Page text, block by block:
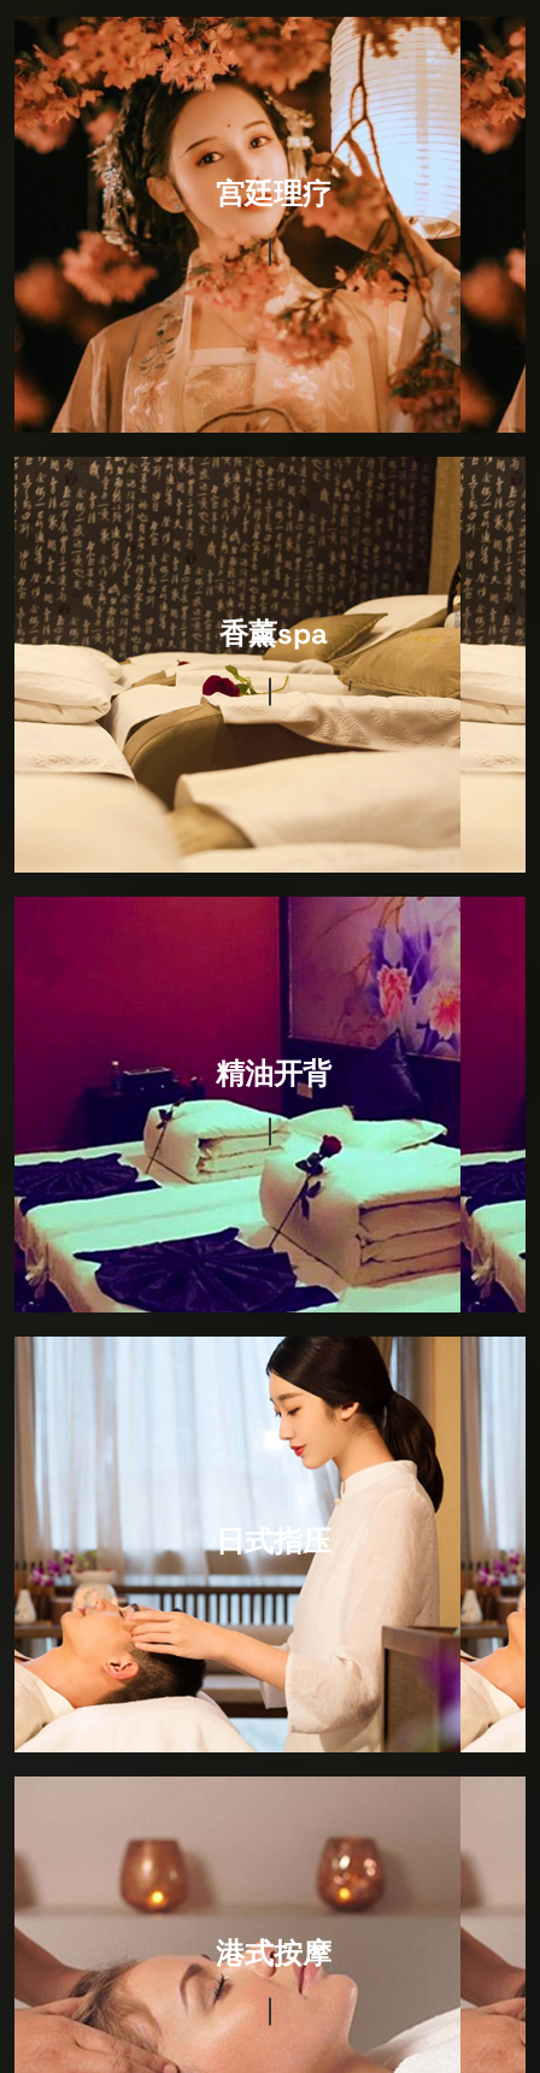
宫廷理疗
宫廷理疗
宫廷理疗，融入印度瑜伽的柔美与灵动后全新推出。将
恢宏与霸气放进一处幽居的男子，回眸一笑间褪落六宫
粉黛的佳人，通过砭、针、灸、药，以及导引按跷，从
而恢复和保持生理的均衡与平和。
香薰spa
香薰spa
特色香薰，源自东方，驻足东方，寻觅SPA发展之道，
将日本SPA秘术引进复刻，打造完美日式风格，让您通
过一场SPA即可畅游东瀛。精心营造舒适雅致的私人空
间，打造特色包房，在绝对私人的个人空间内，您可以
享受水疗按摩，特色SPA，才艺表演等独特项目，让您
专业压力，远离喧嚣，回归真我。
精油开背
精油开背
开精油SPA疏通豚部疏通四肢油压盛部保养除湿共计
150分钟，柔和的手法，贴心的服务，华贵的私人护理
贵宾室，让阁下尽可享受独立的私人空间，暂且挥别急
促的都市节奏。以畅快的感官之旅，来唤醒您的每一寸
肌肤，感受全身心的放松。
日式指压
日式指压
日式指压，所谓“日式按摩”是以中医推拿为基本的手
法。因为中国文化对日本的影响是根深蒂固的。日式按
摩就是点道手法的具体应用，所以日式按摩的主要作用
点就是人体的动脉血管，通过人体动脉血管的三玄性空
间运动规律对人体的经脉进行比较有效的调节，所以日
式按摩是比较简单的，但却是寓意深刻的保健按摩方
法。
港式按摩
港式按摩
选用纯天然植物提炼而成的精华原液,结合专用护肤按摩
油，秉承物理学和生物学的原理，以缓慢轻柔的动作对
人体进行按压、摩擦、推拿。按摩手法细腻、指间节奏
感强。从而达到刺激皮肤神经，具有排毒、润肤养颜、
消脂纤体、提神醒脑、舒经活络、养肾补元、改善和平
衡新陈代谢功效;即刻消除精神疲劳，舒缓焦虑及紧张功